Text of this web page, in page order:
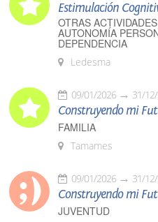
Estimulación
OTRAS
AUTONOMÍA
DEPENDENCIA
Ledesma
09/01/2026 31/
Construyendo mi
FAMILIA
Tamames
09/01/2026 31/
Construyendo mi
JUVENTUD